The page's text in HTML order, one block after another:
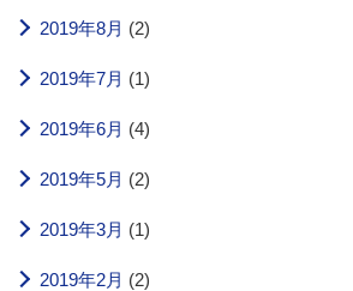
2019年8月 (2)
2019年7月 (1)
2019年6月 (4)
2019年5月 (2)
2019年3月 (1)
2019年2月 (2)